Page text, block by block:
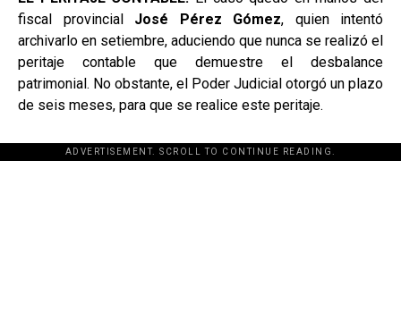
fiscal provincial José Pérez Gómez, quien intentó
archivarlo en setiembre, aduciendo que nunca se realizó el
peritaje contable que demuestre el desbalance
patrimonial. No obstante, el Poder Judicial otorgó un plazo
de seis meses, para que se realice este peritaje.
ADVERTISEMENT. SCROLL TO CONTINUE READING.